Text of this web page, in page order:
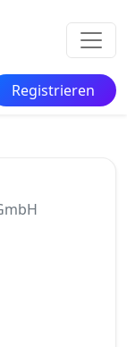
Registrieren